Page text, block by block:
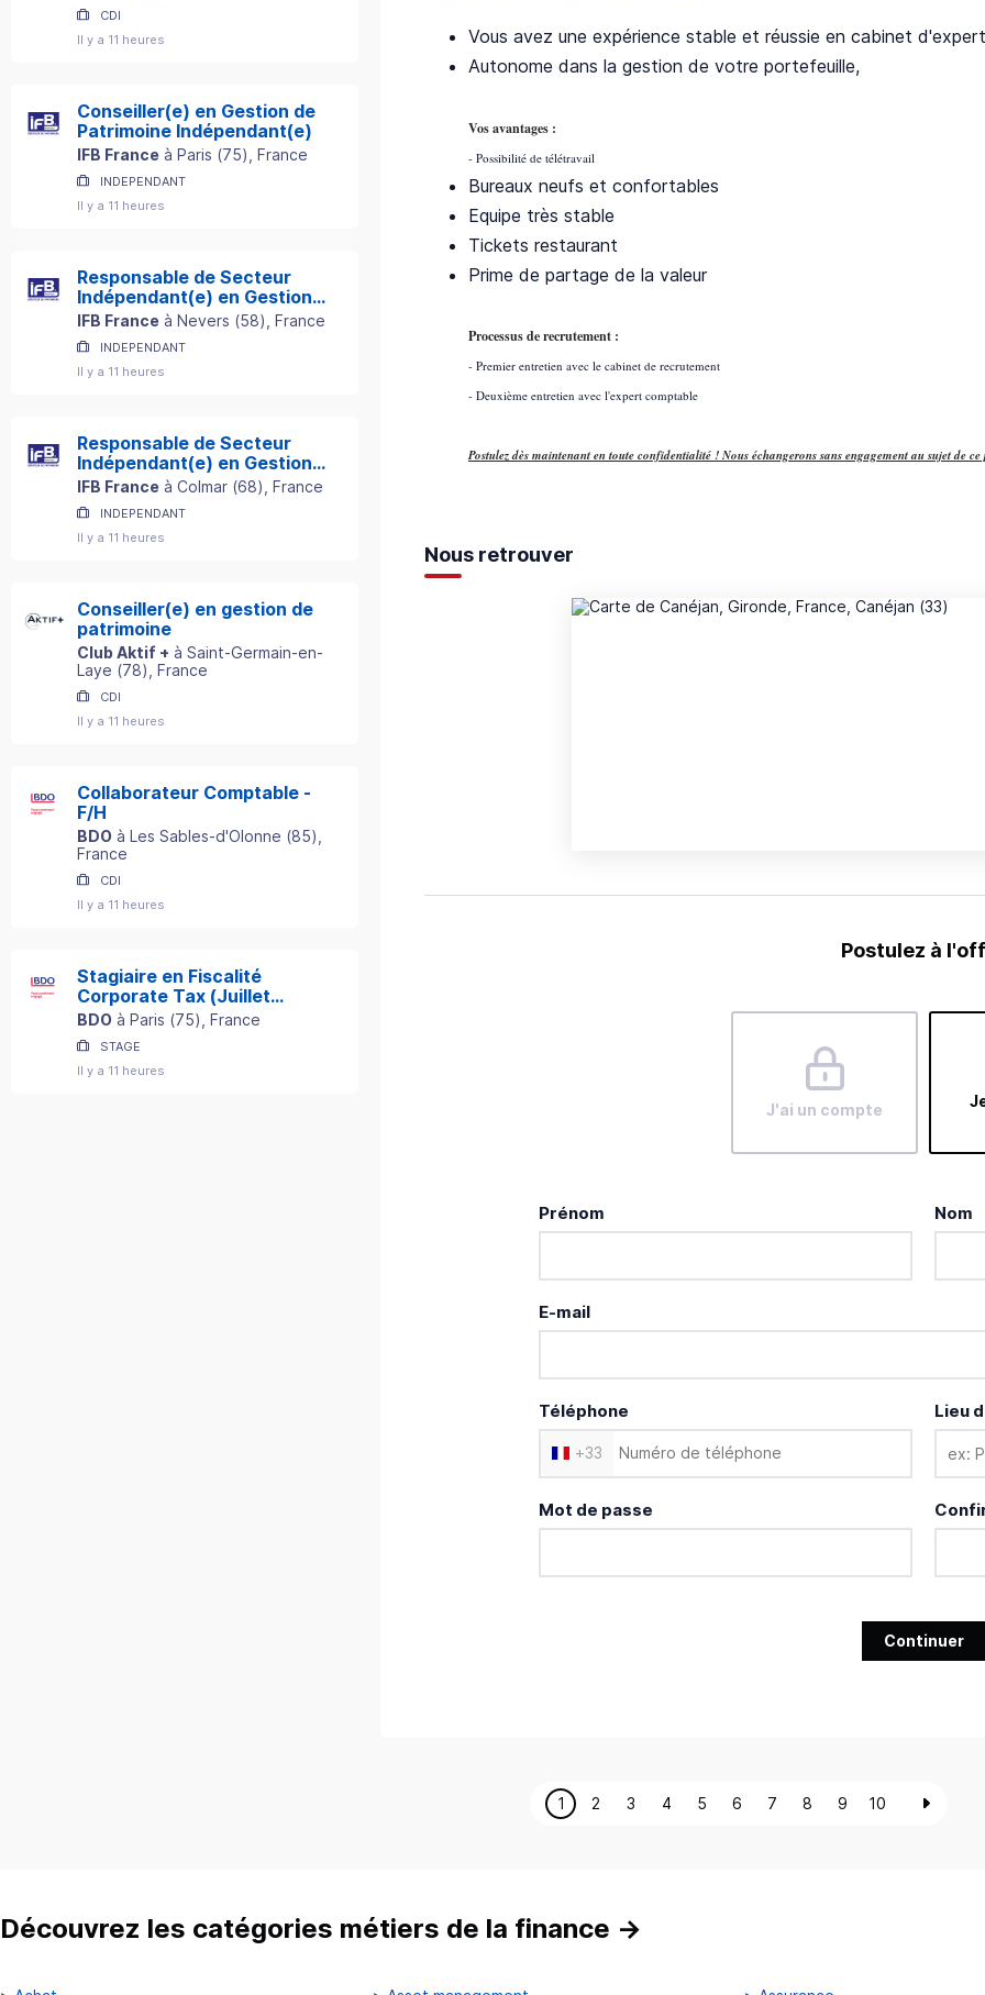
CDI
Il y a 11 heures
Conseiller(e) en Gestion de
Patrimoine Indépendant(e)
IFB France à Paris (75) , France
INDEPENDANT
Il y a 11 heures
Responsable de Secteur
Indépendant(e) en Gestion
de Patrimoine
IFB France à Nevers (58) , France
INDEPENDANT
Il y a 11 heures
Responsable de Secteur
Indépendant(e) en Gestion
de Patrimoine
IFB France à Colmar (68) , France
INDEPENDANT
Il y a 11 heures
Conseiller(e) en gestion de
patrimoine
Club Aktif + à Saint-Germain-en-
Laye (78) , France
CDI
Il y a 11 heures
Collaborateur Comptable -
F/H
BDO à Les Sables-d'Olonne (85)
France
CDI
Il y a 11 heures
Stagiaire en Fiscalité
Corporate Tax (Juillet
2027) - F/H
BDO à Paris (75) , France
STAGE
Il y a 11 heures
Vous avez une expérience stable et réussie en cabinet
Autonome dans la gestion de votre portefeuille,
Vos avantages :
- Possibilité de télétravail
Bureaux neufs et confortables
Equipe très stable
Tickets restaurant
Prime de partage de la valeur
Processus de recrutement :
- Premier entretien avec le cabinet de recrutement
- Deuxième entretien avec l'expert comptable
Postulez dès maintenant en toute confidentialité ! Nous échangerons sans engagement au sujet de ce
Nous retrouver
Postulez à
J'ai un compte
Prénom Nom
E-mail
Téléphone
+33
Lieu
Mot de passe
Continuer
1 2 3 4 5 6 7 8 9 10
Découvrez les catégories métiers de la finance →